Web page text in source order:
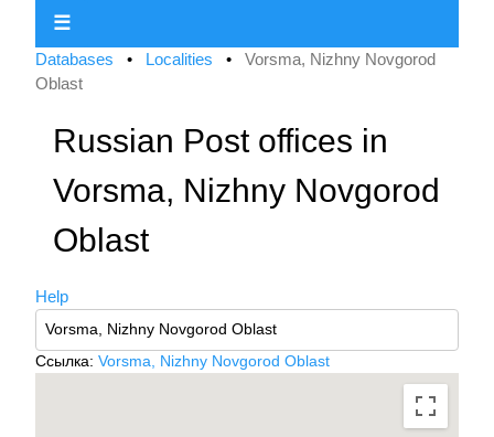
☰
Databases • Localities • Vorsma, Nizhny Novgorod
Oblast
Russian Post offices in
Vorsma, Nizhny Novgorod
Oblast
Help
Ссылка: Vorsma, Nizhny Novgorod Oblast